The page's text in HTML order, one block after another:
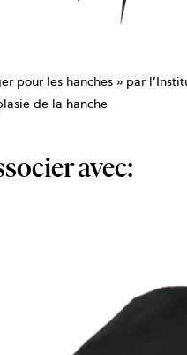
pour les hanches » par
de la hanche
avec: